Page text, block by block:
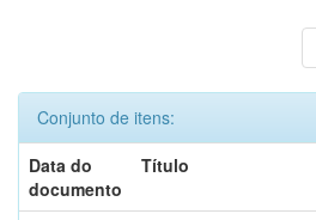
Conjunto de itens:
Data do
documento
Título